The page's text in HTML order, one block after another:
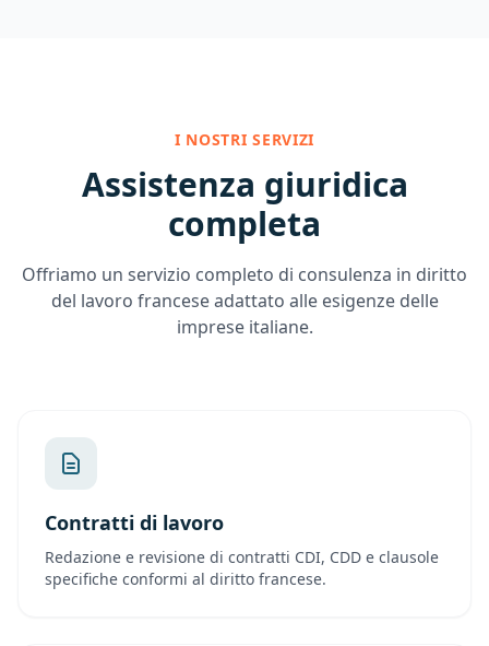
I NOSTRI SERVIZI
Assistenza giuridica
completa
Offriamo un servizio completo di consulenza in diritto
del lavoro francese adattato alle esigenze delle
imprese italiane.
Contratti di lavoro
Redazione e revisione di contratti CDI, CDD e clausole
specifiche conformi al diritto francese.